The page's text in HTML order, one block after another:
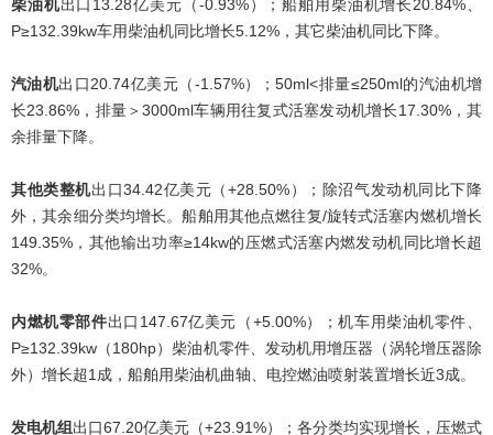
柴油机出口13.28亿美元（-0.93%）；船舶用柴油机增长20.84%、
P≥132.39kw车用柴油机同比增长5.12%，其它柴油机同比下降。
汽油机出口20.74亿美元（-1.57%）；50ml<排量≤250ml的汽油机增
长23.86%，排量＞3000ml车辆用往复式活塞发动机增长17.30%，其
余排量下降。
其他类整机出口34.42亿美元（+28.50%）；除沼气发动机同比下降
外，其余细分类均增长。船舶用其他点燃往复/旋转式活塞内燃机增长
149.35%，其他输出功率≥14kw的压燃式活塞内燃发动机同比增长超
32%。
内燃机零部件出口147.67亿美元（+5.00%）；机车用柴油机零件、
P≥132.39kw（180hp）柴油机零件、发动机用增压器（涡轮增压器除
外）增长超1成，船舶用柴油机曲轴、电控燃油喷射装置增长近3成。
发电机组 出口67.20亿美元（+23.91%）；各分类均实现增长，压燃式